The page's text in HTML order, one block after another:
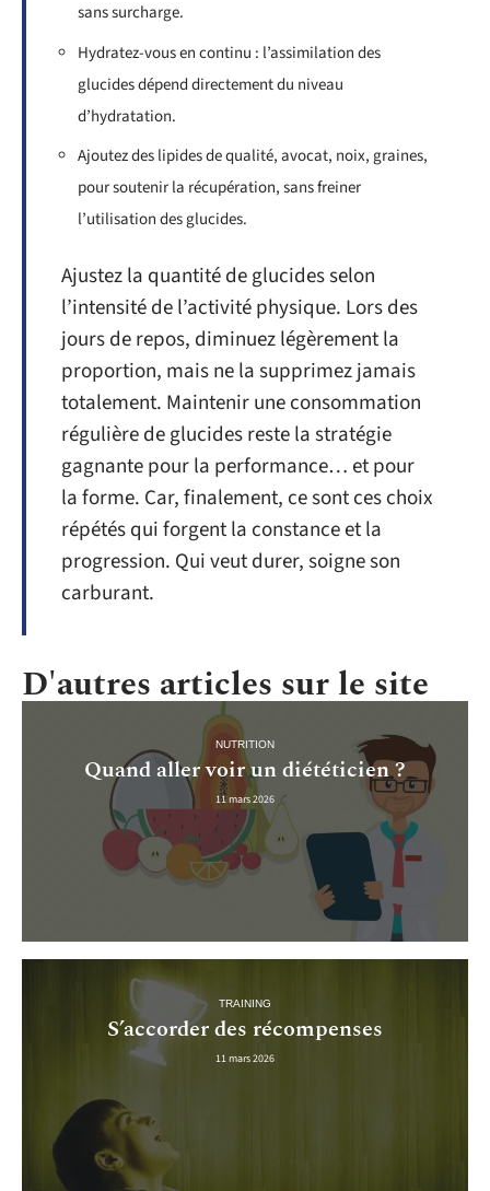
sans surcharge.
Hydratez-vous en continu : l’assimilation des
glucides dépend directement du niveau
d’hydratation.
Ajoutez des lipides de qualité, avocat, noix, graines,
pour soutenir la récupération, sans freiner
l’utilisation des glucides.
Ajustez la quantité de glucides selon
l’intensité de l’activité physique. Lors des
jours de repos, diminuez légèrement la
proportion, mais ne la supprimez jamais
totalement. Maintenir une consommation
régulière de glucides reste la stratégie
gagnante pour la performance… et pour
la forme. Car, finalement, ce sont ces choix
répétés qui forgent la constance et la
progression. Qui veut durer, soigne son
carburant.
D'autres articles sur le site
NUTRITION
Quand aller voir un diététicien ?
11 mars 2026
TRAINING
S’accorder des récompenses
11 mars 2026